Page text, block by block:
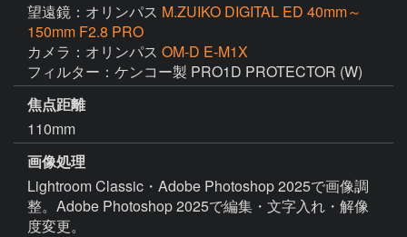
望遠鏡：オリンパス M.ZUIKO DIGITAL ED 40mm～
150mm F2.8 PRO
カメラ：オリンパス OM-D E-M1X
フィルター：ケンコー製 PRO1D PROTECTOR (W)
焦点距離
110mm
画像処理
Lightroom Classic・Adobe Photoshop 2025で画像調
整。Adobe Photoshop 2025で編集・文字入れ・解像
度変更。